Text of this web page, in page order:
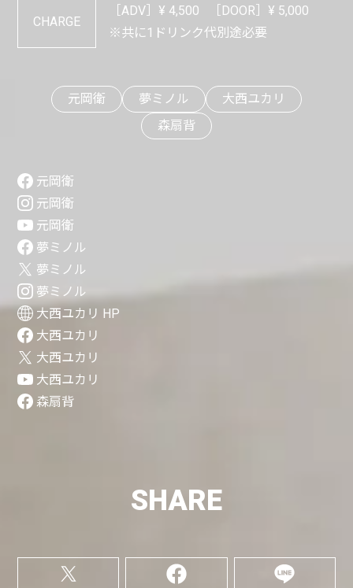
CHARGE
［ADV］¥ 4,500 ［DOOR］¥ 5,000
※共に1ドリンク代別途必要
元岡衛 夢ミノル
大西ユカリ
森扇背
元岡衛
元岡衛
元岡衛
夢ミノル
夢ミノル
夢ミノル
大西ユカリ HP
大西ユカリ
大西ユカリ
大西ユカリ
森扇背
SHARE